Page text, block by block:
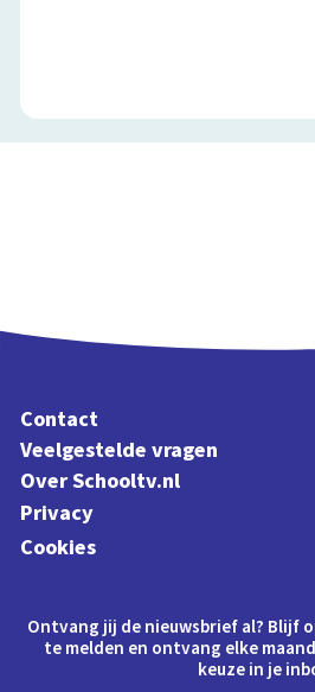
Contact
Veelgestelde vragen
Over Schooltv.nl
Privacy
Cookies
Ontvang jij de nieuwsbrief al? Blijf
te melden en ontvang elke
keuze in je